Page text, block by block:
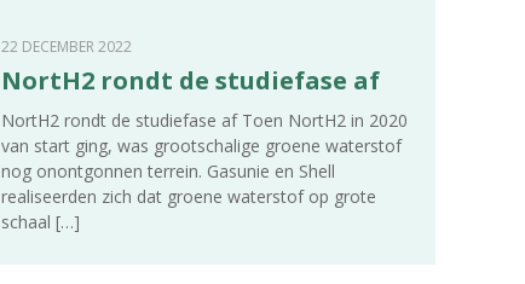
22 DECEMBER 2022
NortH2 rondt de studiefase af
NortH2 rondt de studiefase af Toen NortH2 in 2020
van start ging, was grootschalige groene waterstof
nog onontgonnen terrein. Gasunie en Shell
realiseerden zich dat groene waterstof op grote
schaal […]